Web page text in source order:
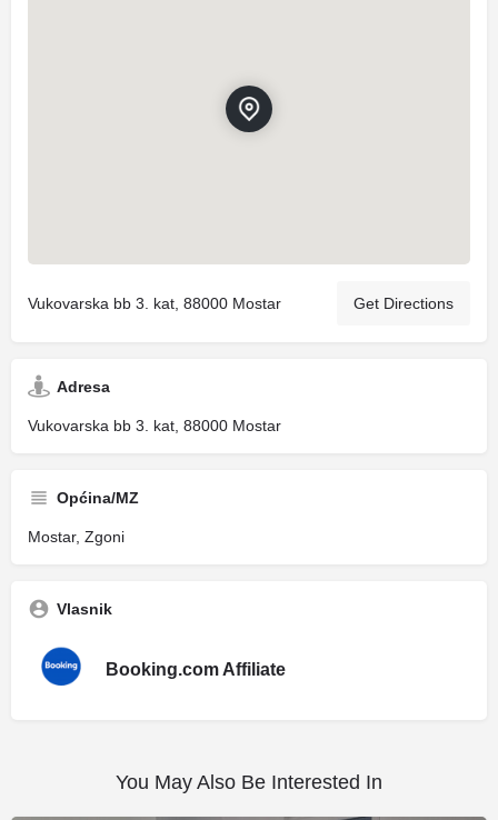
Vukovarska bb 3. kat, 88000 Mostar Get Directions
Adresa
Vukovarska bb 3. kat, 88000 Mostar
Općina/MZ
Mostar, Zgoni
Vlasnik
Booking.com Affiliate
You May Also Be Interested In